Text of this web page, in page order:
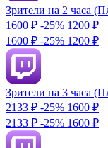
Зрители на 2 часа
1600 ₽ -25% 1200 ₽
1600 ₽ -25% 1200 ₽
Зрители на 3 часа
2133 ₽ -25% 1600 ₽
2133 ₽ -25% 1600 ₽